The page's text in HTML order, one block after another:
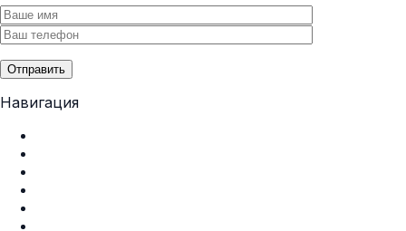
Отправить
Навигация